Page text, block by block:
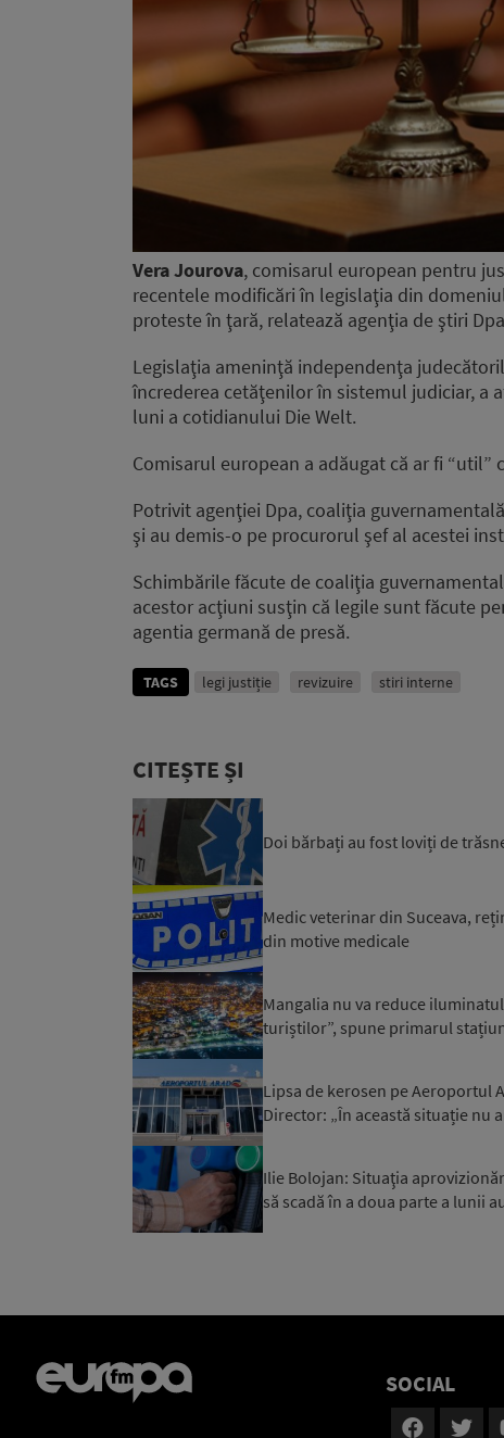
Vera Jourova, comisarul european pentru
recentele modificări în legislaţia din
proteste în ţară, relatează agenţia de ştiri
Legislaţia ameninţă independenţa
încrederea cetăţenilor în sistemul judiciar,
luni a cotidianului Die Welt.
Comisarul european a adăugat că ar fi “util”
Potrivit agenţiei Dpa, coaliţia
şi au demis-o pe procurorul şef al acestei
Schimbările făcute de coaliţia
acestor acţiuni susţin că legile sunt făcute
agentia germană de presă.
TAGS legi justiție revizuire stiri interne
CITEȘTE ȘI
Doi bărbați au fost loviți de
Medic veterinar din Suceava,
din motive medicale
Mangalia nu va reduce
turiștilor”, spune primarul
Lipsa de kerosen pe Aeroportul
Director: „În această situație nu
Ilie Bolojan: Situaţia
să scadă în a doua parte a lunii
SOCIAL